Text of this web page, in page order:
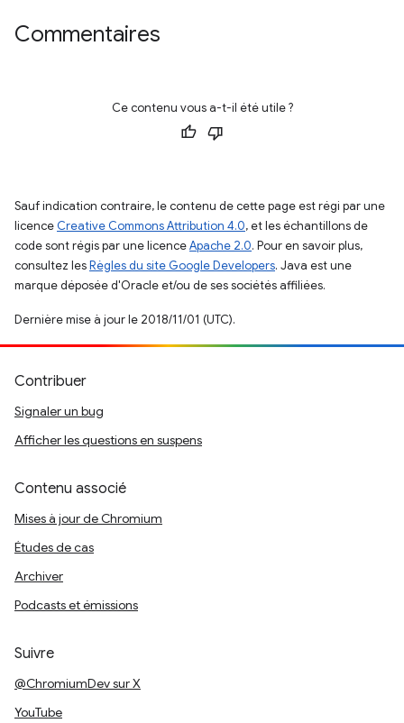
Commentaires
Ce contenu vous a-t-il été utile ?
Sauf indication contraire, le contenu de cette page est régi par une
licence Creative Commons Attribution 4.0, et les échantillons de
code sont régis par une licenceApache 2.0. Pour en savoir plus,
consultez lesRègles du site Google Developers. Java est une
marque déposée d'Oracle et/ou de ses sociétés affiliées.
Dernière mise à jour le 2018/11/01 (UTC).
Contribuer
Signaler un bug
Afficher les questions en suspens
Contenu associé
Mises à jour de Chromium
Études de cas
Archiver
Podcasts et émissions
Suivre
@ChromiumDev sur X
YouTube